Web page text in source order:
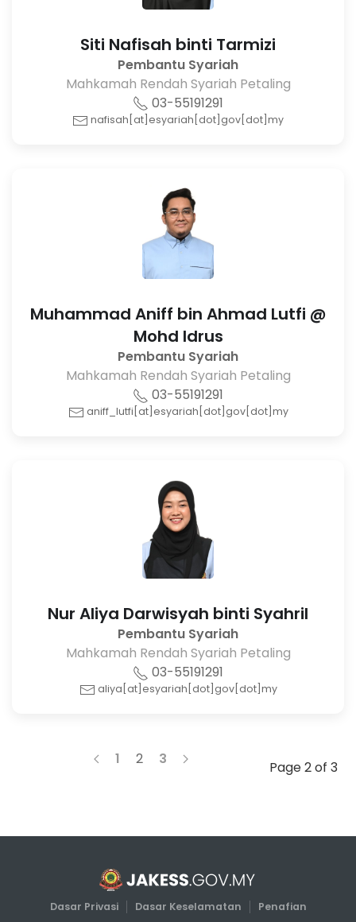
Siti Nafisah binti Tarmizi
Pembantu Syariah
Mahkamah Rendah Syariah Petaling
03-55191291
nafisah[at]esyariah[dot]gov[dot]my
Muhammad Aniff bin Ahmad Lutfi @
Mohd Idrus
Pembantu Syariah
Mahkamah Rendah Syariah Petaling
03-55191291
aniff_lutfi[at]esyariah[dot]gov[dot]my
Nur Aliya Darwisyah binti Syahril
Pembantu Syariah
Mahkamah Rendah Syariah Petaling
03-55191291
aliya[at]esyariah[dot]gov[dot]my
Page 2 of 3
1 2 3
Dasar Privasi Dasar Keselamatan Penafian